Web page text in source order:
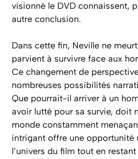
visionné le DVD connaissent,
autre conclusion.
Dans cette fin, Neville ne
parvient à survivre face aux
Ce changement de
nombreuses possibilités
Que pourrait-il arriver à un
avoir lutté pour sa survie, doit
monde constamment
intrigant offre une opportunité
l’univers du film tout en